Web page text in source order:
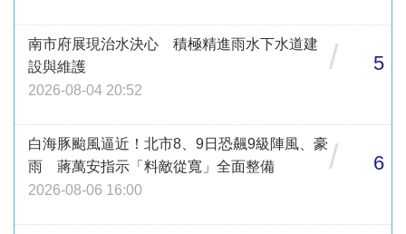
南市府展現治水決心 積極精進雨水下水道建
設與維護
2026-08-04 20:52
/ 5
白海豚颱風逼近！北市8、9日恐飆9級陣風、豪
雨 蔣萬安指示「料敵從寬」全面整備
2026-08-06 16:00
/ 6